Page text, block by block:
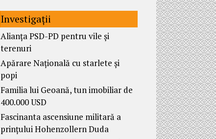
Investigații
Alianța PSD-PD pentru vile și
terenuri
Apărare Națională cu starlete și
popi
Familia lui Geoană, tun imobiliar de
400.000 USD
Fascinanta ascensiune militară a
prințului Hohenzollern Duda